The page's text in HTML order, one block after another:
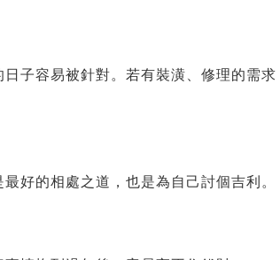
子容易被針對。若有裝潢、修理的需求
好的相處之道，也是為自己討個吉利。